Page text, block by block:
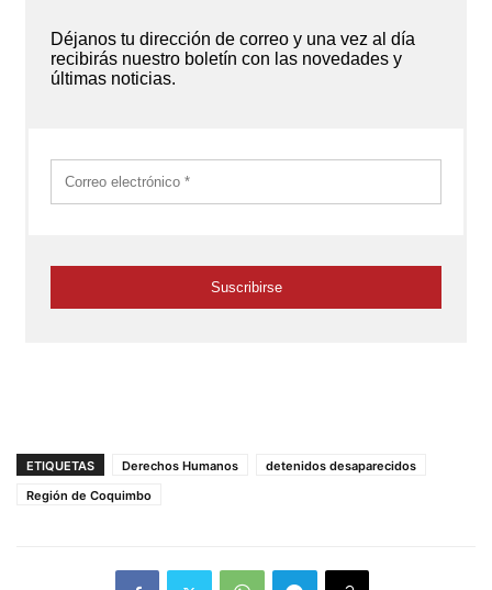
ETIQUETAS Derechos Humanos
detenidos desaparecidos
Región de Coquimbo